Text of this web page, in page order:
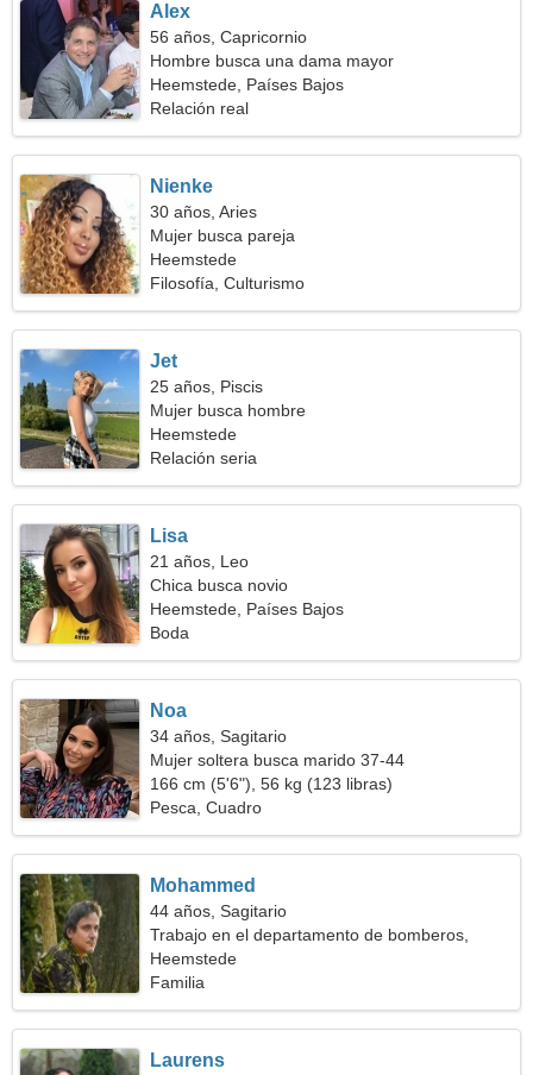
Alex
56 años, Capricornio
Hombre busca una dama mayor
Heemstede, Países Bajos
Relación real
Nienke
30 años, Aries
Mujer busca pareja
Heemstede
Filosofía, Culturismo
Jet
25 años, Piscis
Mujer busca hombre
Heemstede
Relación seria
Lisa
21 años, Leo
Chica busca novio
Heemstede, Países Bajos
Boda
Noa
34 años, Sagitario
Mujer soltera busca marido 37-44
166 cm (5'6"), 56 kg (123 libras)
Pesca, Cuadro
Mohammed
44 años, Sagitario
Trabajo en el departamento de bomberos,
necesito una mujer juguetona
Heemstede
Familia
Laurens